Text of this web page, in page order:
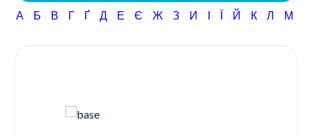
Гінекологія
А Б В Г Ґ Д Е Є Ж З И І Ї Й К Л М